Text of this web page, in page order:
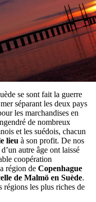
se sont fait la guerre
séparant les deux pays
les marchandises en
de nombreux
et les suédois, chacun
lieu à son profit. De nos
autre âge ont laissé
coopération
région de Copenhague
de Malmö en Suède.
régions les plus riches de